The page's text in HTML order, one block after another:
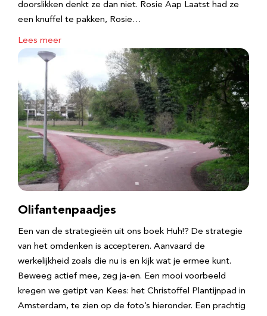
doorslikken denkt ze dan niet. Rosie Aap Laatst had ze
een knuffel te pakken, Rosie…
Lees meer
Olifantenpaadjes
Een van de strategieën uit ons boek Huh!? De strategie
van het omdenken is accepteren. Aanvaard de
werkelijkheid zoals die nu is en kijk wat je ermee kunt.
Beweeg actief mee, zeg ja-en. Een mooi voorbeeld
kregen we getipt van Kees: het Christoffel Plantijnpad in
Amsterdam, te zien op de foto’s hieronder. Een prachtig